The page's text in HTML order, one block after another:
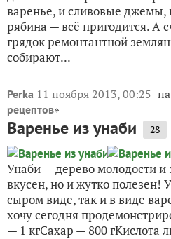
варенье, и сливовые джемы,
рябина — всё пригодится. А
грядок ремонтантной
собирают...
Perka 11 ноября 2013, 00:25
рецептов»
Варенье из унаби 28
Унаби — дерево молодости и
вкусен, но и жутко полезен!
сыром виде, так и в виде
хочу сегодня
— 1 кгСахар — 800 гКислота